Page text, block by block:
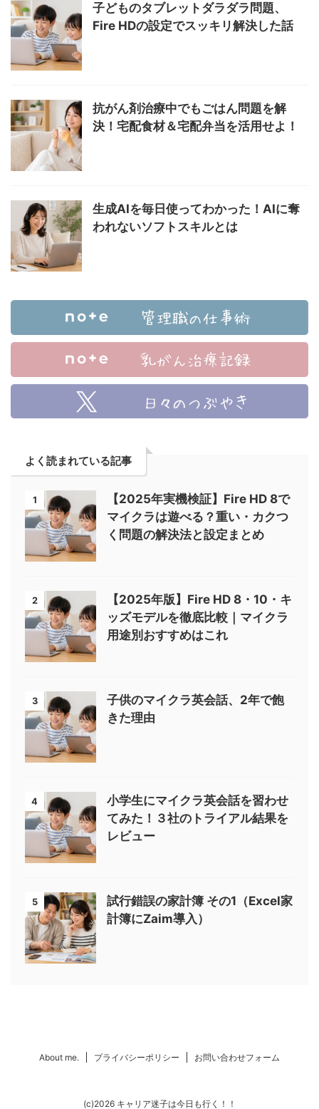
子どものタブレットダラダラ問題、
Fire HDの設定でスッキリ解決した話
抗がん剤治療中でもごはん問題を解
決！宅配食材＆宅配弁当を活用せよ！
生成AIを毎日使ってわかった！AIに奪
われないソフトスキルとは
よく読まれている記事
1
【2025年実機検証】Fire HD 8で
マイクラは遊べる？重い・カクつ
く問題の解決法と設定まとめ
2
【2025年版】Fire HD 8・10・キ
ッズモデルを徹底比較｜マイクラ
用途別おすすめはこれ
3
子供のマイクラ英会話、2年で飽
きた理由
4
小学生にマイクラ英会話を習わせ
てみた！３社のトライアル結果を
レビュー
5
試行錯誤の家計簿 その1（Excel家
計簿にZaim導入）
About me. プライバシーポリシー お問い合わせフォーム